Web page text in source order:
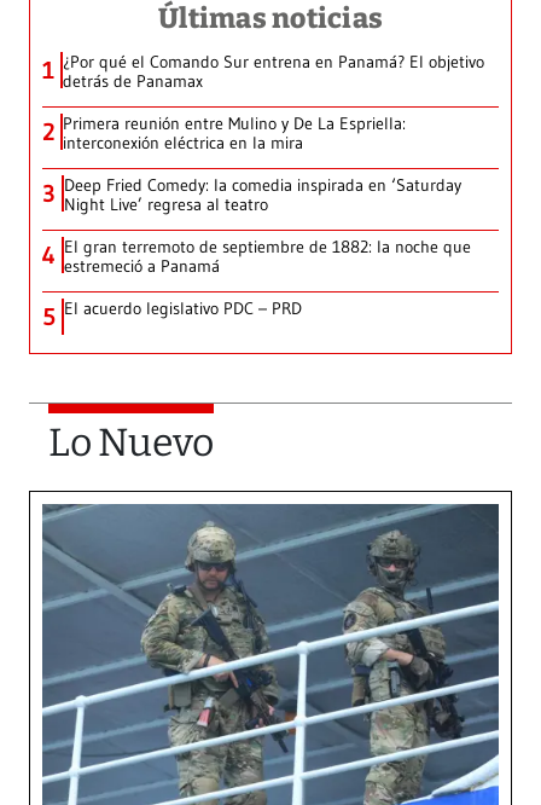
Últimas noticias
1 ¿Por qué el Comando Sur entrena en Panamá? El objetivo
detrás de Panamax
2 Primera reunión entre Mulino y De La Espriella:
interconexión eléctrica en la mira
3 Deep Fried Comedy: la comedia inspirada en ‘Saturday
Night Live’ regresa al teatro
4 El gran terremoto de septiembre de 1882: la noche que
estremeció a Panamá
5 El acuerdo legislativo PDC – PRD
Lo Nuevo